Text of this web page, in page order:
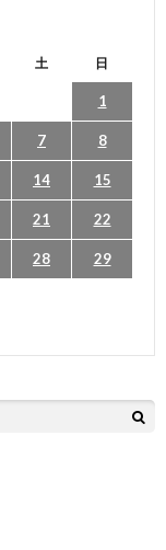
土 日
1
7 8
14 15
21 22
28 29